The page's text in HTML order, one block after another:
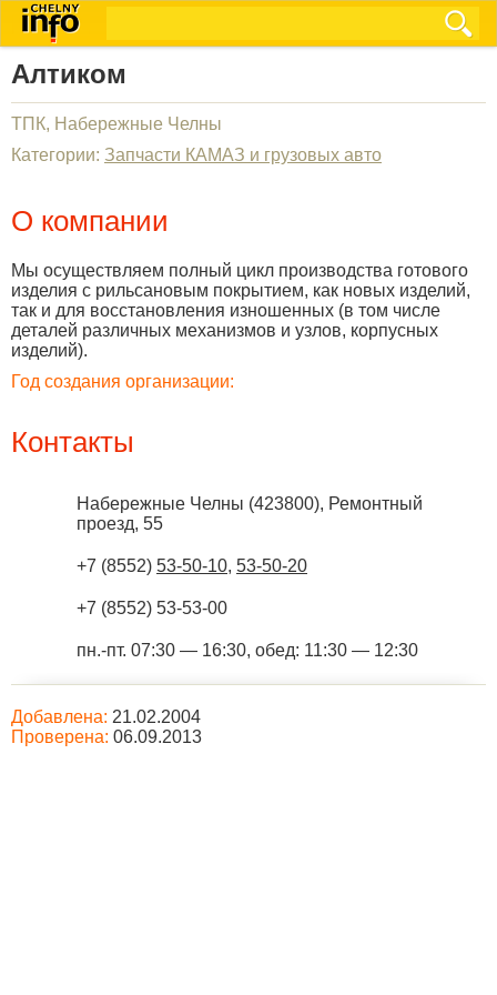
Алтиком
ТПК, Набережные Челны
Категории: Запчасти КАМАЗ и грузовых авто
О компании
Мы осуществляем полный цикл производства готового
изделия с рильсановым покрытием, как новых изделий,
так и для восстановления изношенных (в том числе
деталей различных механизмов и узлов, корпусных
изделий).
Год создания организации:
Контакты
Набережные Челны (423800), Ремонтный
проезд, 55
+7 (8552) 53-50-10, 53-50-20
+7 (8552) 53-53-00
пн.-пт. 07:30 — 16:30, обед: 11:30 — 12:30
Добавлена: 21.02.2004
Проверена: 06.09.2013